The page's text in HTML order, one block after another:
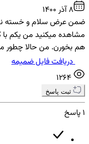
8 آذر ۱۴۰۰
ضمن عرض سلام و خسته
هم بخورن. من حالا چطور
دریافت فایل ضمیمه
ثبت پاسخ
1 پاسخ